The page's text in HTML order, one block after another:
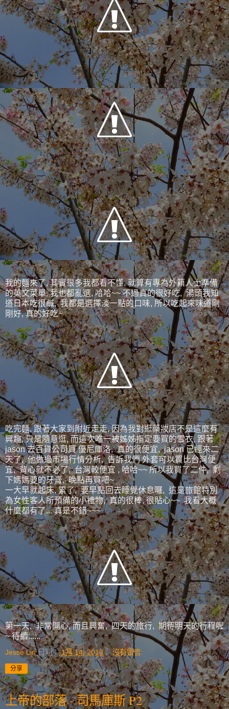
我的麵來了, 其實很多我都看不懂, 就算有專為外籍人士準備
的英文菜單, 我也都亂選, 哈哈~~ 不過真的很好吃, 湯頭我知
道日本吃很鹹, 我都是選擇淡一點的口味, 所以吃起來味道剛
剛好, 真的好吃~
吃完麵, 跟著大家到附近走走, 因為我對逛藥妝店不是這麼有
興趣, 只是隨意逛, 而這次唯一被姊姊指定要買的雪衣, 跟著
jason 去百貨公司買 優尼庫洛, 真的很便宜, jason 已經來二
天了, 他做過市場行情分析, 告訴我們 外套可以買比台灣便
宜, 背心就不必了, 台灣較便宜 , 哈哈~~ 所以我買了二件, 剩
下媽媽要的牙膏, 晚點再買吧~
一大早就起床, 累了, 要早點回去睡覺休息囉, 這是旅館特別
為女性客人所預備的小禮物, 真的很棒, 很貼心~~ 我看大概
什麼都有了... 真是不錯~~~
第一天, 非常開心, 而且興奮, 四天的旅行, 期待明天的行程喔
~ 待續......
Jesse Lin 日期：1月 14, 2013 沒有留言:
分享
上帝的部落 - 司馬庫斯 P2